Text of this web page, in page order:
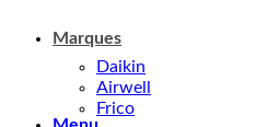
Marques
Daikin
Airwell
Frico